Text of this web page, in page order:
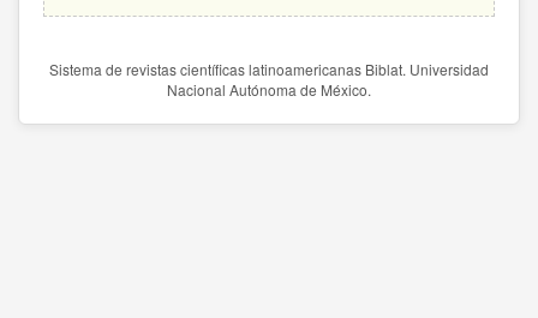
Sistema de revistas científicas latinoamericanas Biblat. Universidad
Nacional Autónoma de México.